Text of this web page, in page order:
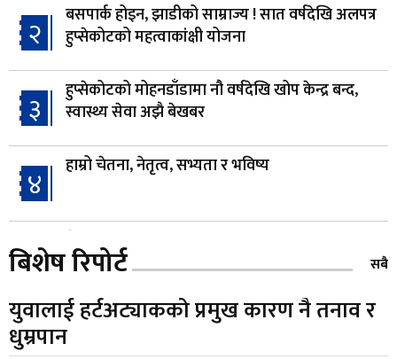
२
बसपार्क होइन, झाडीको साम्राज्य ! सात वर्षदेखि अलपत्र
हुप्सेकोटको महत्वाकांक्षी योजना
३
हुप्सेकोटको मोहनडाँडामा नौ वर्षदेखि खोप केन्द्र बन्द,
स्वास्थ्य सेवा अझै बेखबर
४ हाम्रो चेतना, नेतृत्व, सभ्यता र भविष्य
५
गैँडाको आतंकः बगुवनमा किसानको धानबाली नष्ट,
क्षतिपूर्तिको माग
६
स्थापनाको एक दशकपछि विनयी त्रिवेणीको आफ्नै
प्रशासकीय भवनको शिलान्यास
बिशेष रिपोर्ट सबै
युवालाई हर्टअट्याकको प्रमुख कारण नै तनाव र
धुम्रपान